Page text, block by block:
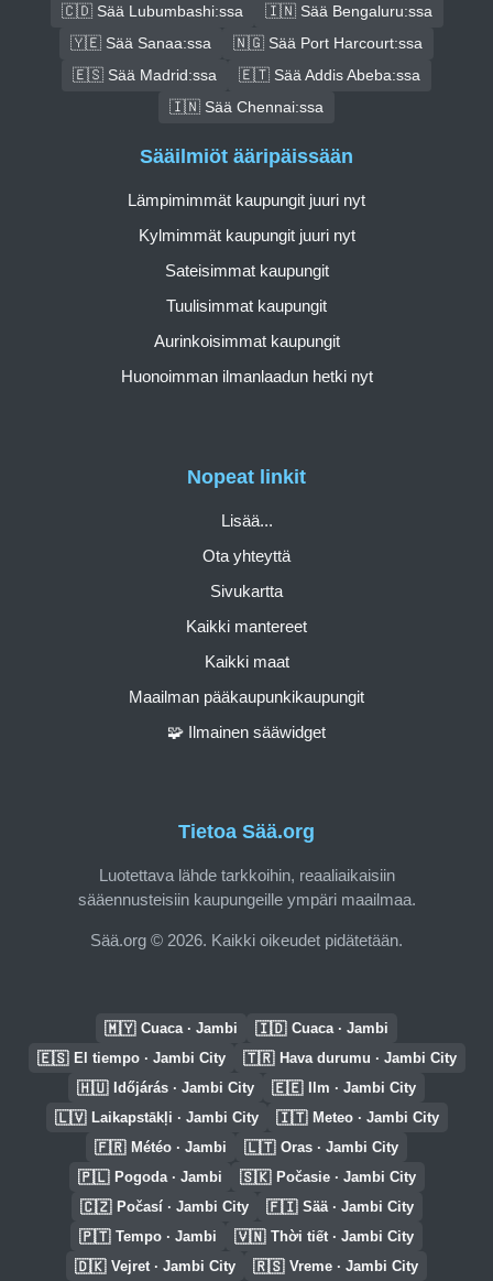
🇨🇩 Sää Lubumbashi:ssa
🇮🇳 Sää Bengaluru:ssa
🇾🇪 Sää Sanaa:ssa
🇳🇬 Sää Port Harcourt:ssa
🇪🇸 Sää Madrid:ssa
🇪🇹 Sää Addis Abeba:ssa
🇮🇳 Sää Chennai:ssa
Tietoa Sää.org
Luotettava lähde tarkkoihin, reaaliaikaisiin
sääennusteisiin kaupungeille ympäri maailmaa.
Sää.org © 2026. Kaikki oikeudet pidätetään.
Nopeat linkit
Lisää...
Ota yhteyttä
Sivukartta
Kaikki mantereet
Kaikki maat
Maailman pääkaupunkikaupungit
🧩 Ilmainen sääwidget
Sääilmiöt ääripäissään
Lämpimimmät kaupungit juuri nyt
Kylmimmät kaupungit juuri nyt
Sateisimmat kaupungit
Tuulisimmat kaupungit
Aurinkoisimmat kaupungit
Huonoimman ilmanlaadun hetki nyt
🇲🇾 Cuaca · Jambi 🇮🇩 Cuaca · Jambi
🇪🇸 El tiempo · Jambi City 🇹🇷 Hava durumu · Jambi City
🇭🇺 Időjárás · Jambi City 🇪🇪 Ilm · Jambi City
🇱🇻 Laikapstākļi · Jambi City 🇮🇹 Meteo · Jambi City
🇫🇷 Météo · Jambi 🇱🇹 Oras · Jambi City
🇵🇱 Pogoda · Jambi 🇸🇰 Počasie · Jambi City
🇨🇿 Počasí · Jambi City 🇫🇮 Sää · Jambi City
🇵🇹 Tempo · Jambi 🇻🇳 Thời tiết · Jambi City
🇩🇰 Vejret · Jambi City 🇷🇸 Vreme · Jambi City